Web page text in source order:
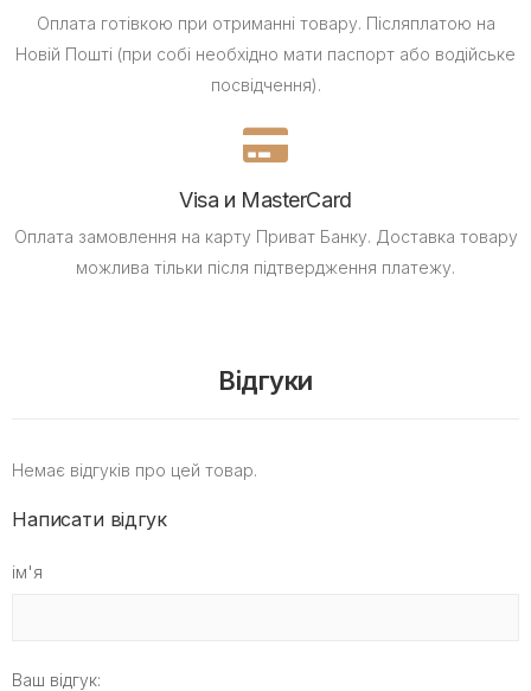
Оплата готівкою при отриманні товару. Післяплатою на
Новій Пошті (при собі необхідно мати паспорт або водійське
посвідчення).
Visa и MasterCard
Оплата замовлення на карту Приват Банку. Доставка товару
можлива тільки після підтвердження платежу.
Відгуки
Немає відгуків про цей товар.
Написати відгук
ім'я
Ваш відгук: